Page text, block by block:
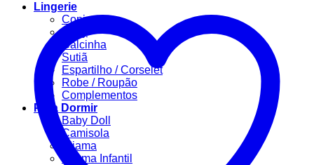
Lingerie
Conjuntos
Body
Calcinha
Sutiã
Espartilho / Corselet
Robe / Roupão
Complementos
Para Dormir
Baby Doll
Camisola
Pijama
Pijama Infantil